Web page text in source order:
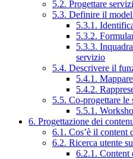
5.2. Progettare
5.3. Definire il
5.3.1.
5.3.2.
5.3.3.
servizio
5.4. Descrivere il
5.4.1.
5.4.2.
5.5. Co-progettare le
5.5.1.
6. Progettazione dei
6.1. Cos’è il content
6.2. Ricerca utente
6.2.1. Content